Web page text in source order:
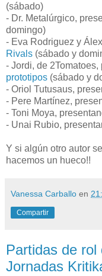
(sábado)
- Dr. Metalúrgico,
domingo)
- Eva Rodriguez y
Rivals (sábado y
- Jordi, de 2Tomatoes,
prototipos (sábado y
- Oriol Tutusaus,
- Pere Martínez,
- Toni Moya,
- Unai Rubio,
Y si algún otro autor
hacemos un hueco!!
Vanessa Carballo en
Compartir
Partidas de
Jornadas